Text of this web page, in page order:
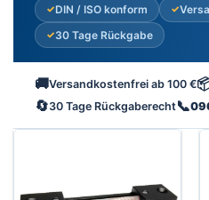
DIN / ISO konform
30 Tage Rückgabe
🚚Versandkostenfrei ab 100 €
🔄30 Tage Rückgaberecht📞